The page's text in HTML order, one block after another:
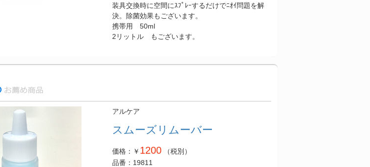
装具交換時に空間にｽﾌﾟﾚｰするだけでﾆｵｲ問題を解
決。除菌効果もございます。
携帯用 50ml
2リットル もございます。
アルケア
スムーズリムーバー
価格：￥ 1200
（税別）
品番：19811